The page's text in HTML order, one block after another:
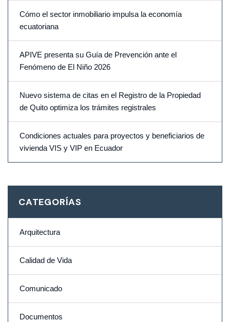
Cómo el sector inmobiliario impulsa la economía
ecuatoriana
APIVE presenta su Guía de Prevención ante el
Fenómeno de El Niño 2026
Nuevo sistema de citas en el Registro de la Propiedad
de Quito optimiza los trámites registrales
Condiciones actuales para proyectos y beneficiarios de
vivienda VIS y VIP en Ecuador
CATEGORÍAS
Arquitectura
Calidad de Vida
Comunicado
Documentos